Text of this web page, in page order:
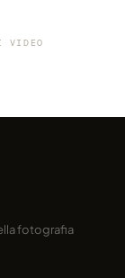
VIDEOda marcofama
fotografia